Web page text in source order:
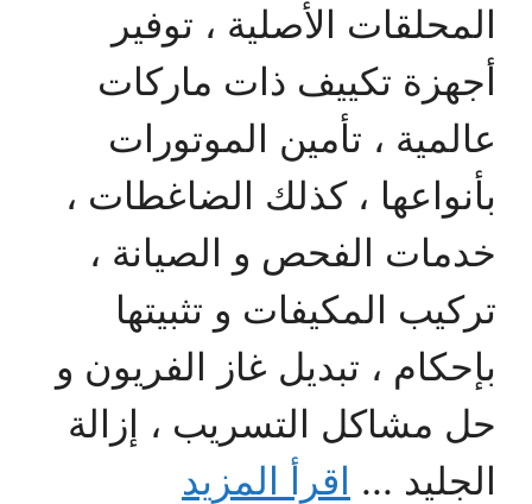
المحلقات الأصلية ، توفير
أجهزة تكييف ذات ماركات
عالمية ، تأمين الموتورات
بأنواعها ، كذلك الضاغطات ،
خدمات الفحص و الصيانة ،
تركيب المكيفات و تثبيتها
بإحكام ، تبديل غاز الفريون و
حل مشاكل التسريب ، إزالة
الجليد ... اقرأ المزيد